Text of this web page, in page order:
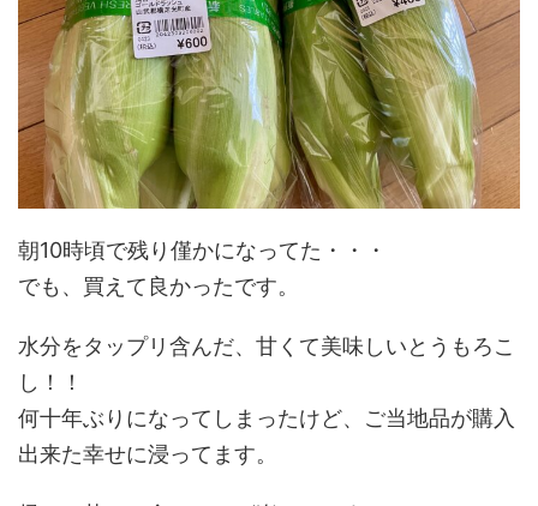
朝10時頃で残り僅かになってた・・・
でも、買えて良かったです。
水分をタップリ含んだ、甘くて美味しいとうもろこ
し！！
何十年ぶりになってしまったけど、ご当地品が購入
出来た幸せに浸ってます。